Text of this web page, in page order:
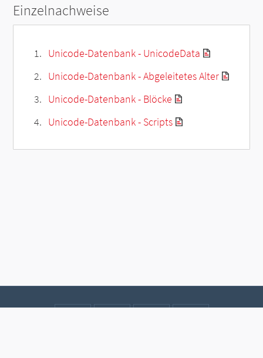
Einzelnachweise
Unicode-Datenbank - UnicodeData
Unicode-Datenbank - Abgeleitetes Alter
Unicode-Datenbank - Blöcke
Unicode-Datenbank - Scripts